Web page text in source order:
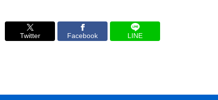
Twitter Facebook LINE